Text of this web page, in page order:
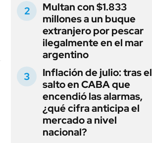
Multan con $1.833
millones a un buque
extranjero por pescar
ilegalmente en el mar
argentino
Inflación de julio: tras el
salto en CABA que
encendió las alarmas,
¿qué cifra anticipa el
mercado a nivel
nacional?